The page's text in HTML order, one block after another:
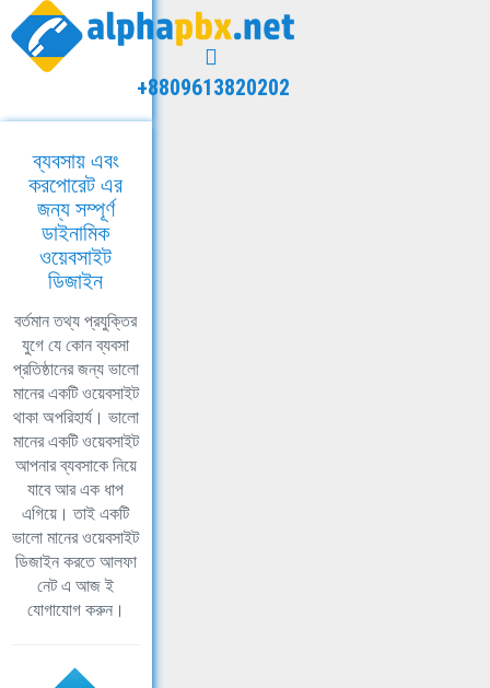
+8809613820202
ব্যবসায় এবং
করপোরেট এর
জন্য সম্পূর্ণ
ডাইনামিক
ওয়েবসাইট
ডিজাইন
বর্তমান তথ্য প্রযুক্তির
যুগে যে কোন ব্যবসা
প্রতিষ্ঠানের জন্য ভালো
মানের একটি ওয়েবসাইট
থাকা অপরিহার্য। ভালো
মানের একটি ওয়েবসাইট
আপনার ব্যবসাকে নিয়ে
যাবে আর এক ধাপ
এগিয়ে। তাই একটি
ভালো মানের ওয়েবসাইট
ডিজাইন করতে আলফা
নেট এ আজ ই
যোগাযোগ করুন।